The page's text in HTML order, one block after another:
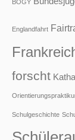
BOGY
Englandfahrt
forscht Katha
Schulgeschichte